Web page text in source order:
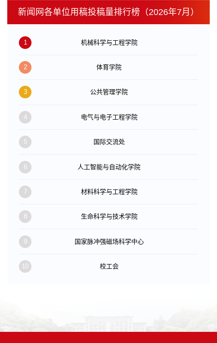
新闻网各单位用稿投稿量排行榜（2026年7月）
1 机械科学与工程学院
2 体育学院
3 公共管理学院
4 电气与电子工程学院
5 国际交流处
6 人工智能与自动化学院
7 材料科学与工程学院
8 生命科学与技术学院
9 国家脉冲强磁场科学中心
10 校工会